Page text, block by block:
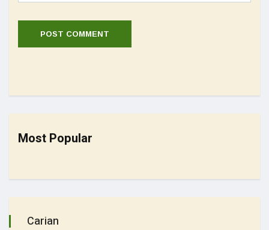
Most Popular
Carian